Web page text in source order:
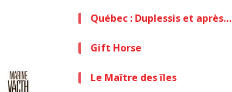
Québec : Duplessis et après…
Gift Horse
Le Maître des îles